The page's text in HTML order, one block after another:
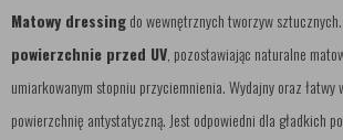
Matowy dressingdo wewnętrznych tworzyw sztucznych.
powierzchnie przed UV , pozostawiając naturalne
umiarkowanym stopniu przyciemnienia. Wydajny oraz
powierzchnię antystatyczną. Jest odpowiedni dla gładkich